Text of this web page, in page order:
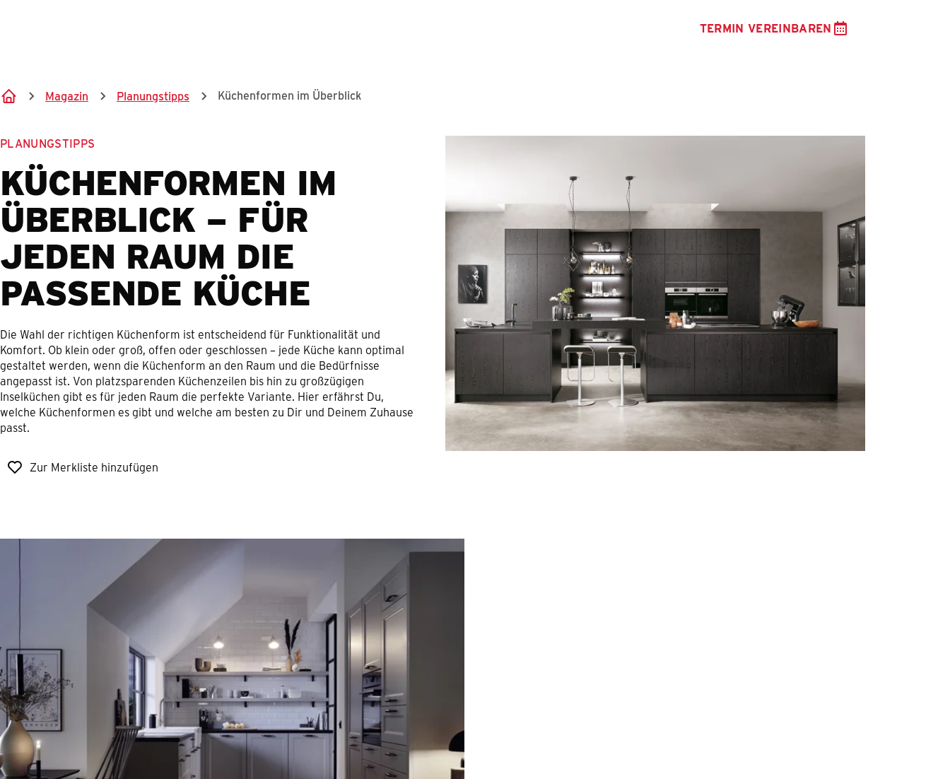
TERMIN VEREINBAREN
Magazin Planungstipps Küchenformen im Überblick
PLANUNGSTIPPS
KÜCHENFORMEN IM
ÜBERBLICK – FÜR
JEDEN RAUM DIE
PASSENDE KÜCHE
Die Wahl der richtigen Küchenform ist entscheidend für Funktionalität und
Komfort. Ob klein oder groß, offen oder geschlossen – jede Küche kann optimal
gestaltet werden, wenn die Küchenform an den Raum und die Bedürfnisse
angepasst ist. Von platzsparenden Küchenzeilen bis hin zu großzügigen
Inselküchen gibt es für jeden Raum die perfekte Variante. Hier erfährst Du,
welche Küchenformen es gibt und welche am besten zu Dir und Deinem Zuhause
passt.
Zur Merkliste hinzufügen